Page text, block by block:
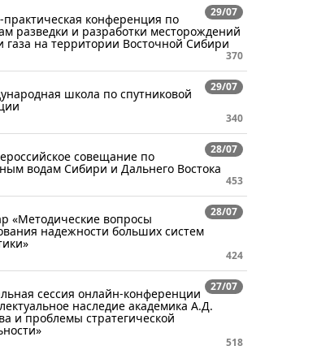
29/07
практическая конференция по
разведки и разработки месторождений
газа на территории Восточной Сибири
370
29/07
школа по спутниковой
340
28/07
совещание по
водам Сибири и Дальнего Востока
453
28/07
«Методические вопросы
надежности больших систем
424
27/07
сессия онлайн-конференции
наследие академика А.Д.
и проблемы стратегической
518